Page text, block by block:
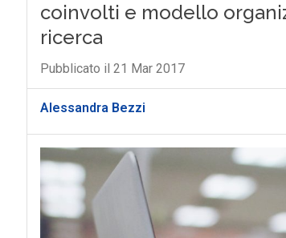
coinvolti e modello
ricerca
Pubblicato il 21 Mar 2017
Alessandra Bezzi